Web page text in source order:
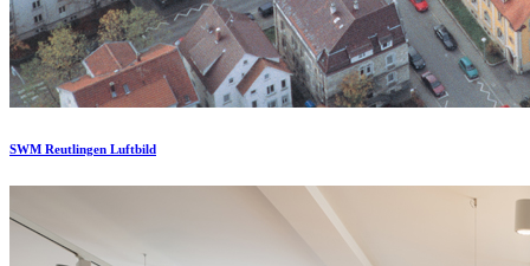
SWM Reutlingen Luftbild